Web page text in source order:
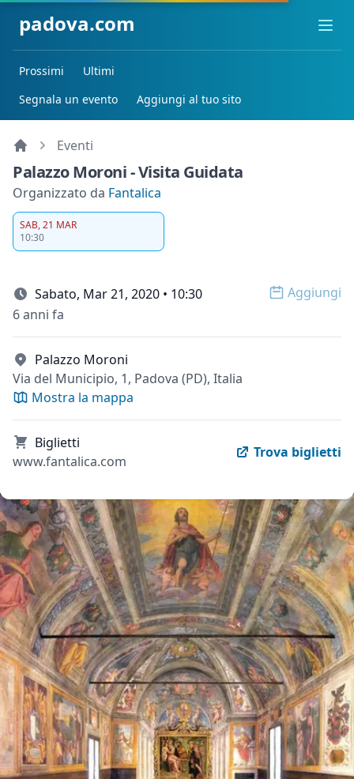
padova.com
Prossimi
Ultimi
Segnala un evento
Aggiungi al tuo sito
Eventi
Palazzo Moroni - Visita Guidata
Organizzato da Fantalica
SAB, 21 MAR
10:30
Sabato, Mar 21, 2020 • 10:30 Open
Aggiungi
6 anni fa
Palazzo Moroni
Via del Municipio, 1, Padova (PD), Italia
Mostra la mappa
Biglietti
www.fantalica.com
Trova biglietti